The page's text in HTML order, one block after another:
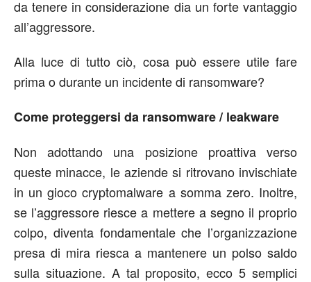
da tenere in considerazione dia un forte vantaggio
all’aggressore.
Alla luce di tutto ciò, cosa può essere utile fare
prima o durante un incidente di ransomware?
Come proteggersi da ransomware / leakware
Non adottando una posizione proattiva verso
queste minacce, le aziende si ritrovano invischiate
in un gioco cryptomalware a somma zero. Inoltre,
se l’aggressore riesce a mettere a segno il proprio
colpo, diventa fondamentale che l’organizzazione
presa di mira riesca a mantenere un polso saldo
sulla situazione. A tal proposito, ecco 5 semplici